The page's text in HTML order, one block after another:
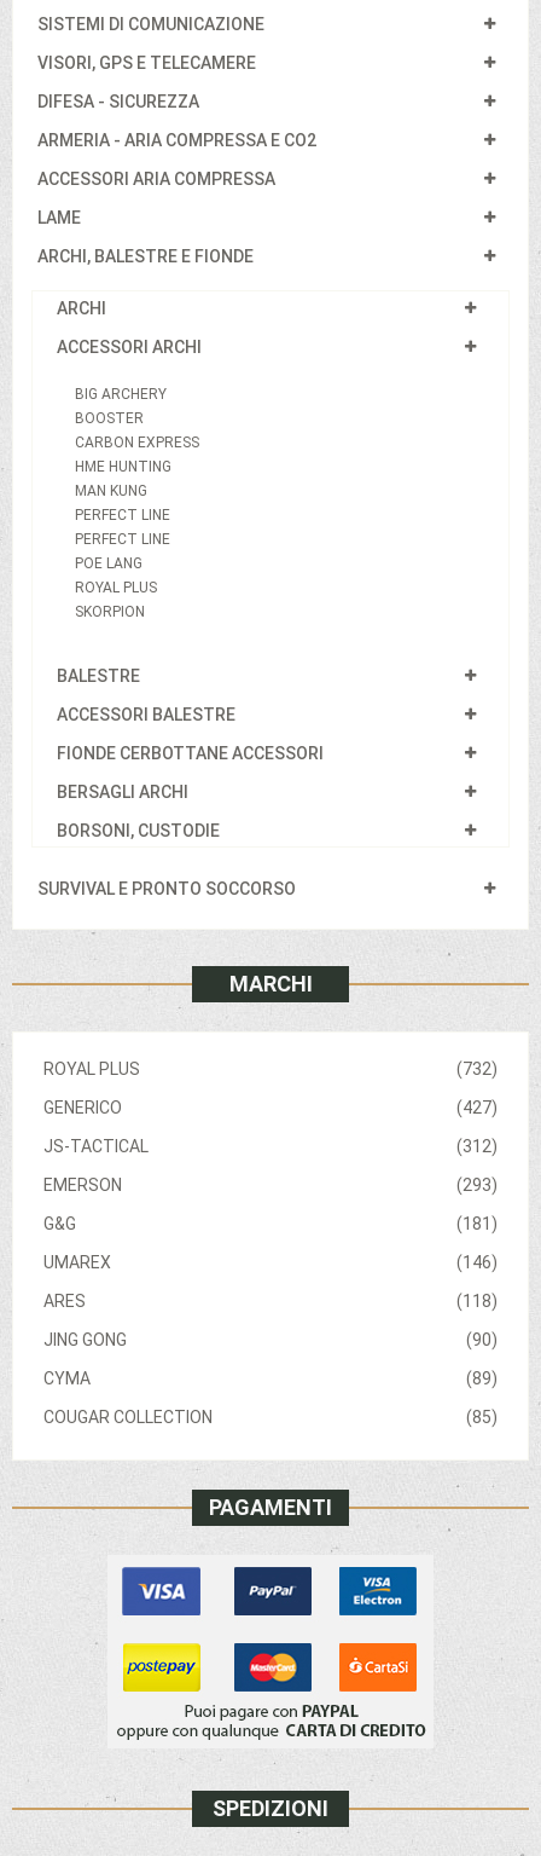
SISTEMI DI COMUNICAZIONE
VISORI, GPS E TELECAMERE
DIFESA - SICUREZZA
ARMERIA - ARIA COMPRESSA E CO2
ACCESSORI ARIA COMPRESSA
LAME
ARCHI, BALESTRE E FIONDE
ARCHI
ACCESSORI ARCHI
BIG ARCHERY
BOOSTER
CARBON EXPRESS
HME HUNTING
MAN KUNG
PERFECT LINE
PERFECT LINE
POE LANG
ROYAL PLUS
SKORPION
BALESTRE
ACCESSORI BALESTRE
FIONDE CERBOTTANE ACCESSORI
BERSAGLI ARCHI
BORSONI, CUSTODIE
SURVIVAL E PRONTO SOCCORSO
MARCHI
(732)
ROYAL PLUS
(427)
GENERICO
(312)
JS-TACTICAL
(293)
EMERSON
(181)
G&G
(146)
UMAREX
(118)
ARES
(90)
JING GONG
(89)
CYMA
(85)
COUGAR COLLECTION
PAGAMENTI
SPEDIZIONI